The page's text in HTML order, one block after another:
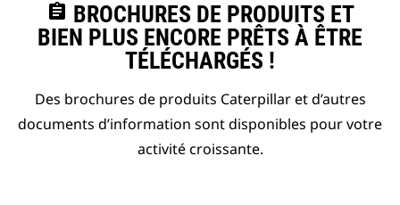
assignment BROCHURES DE PRODUITS ET
BIEN PLUS ENCORE PRÊTS À ÊTRE
TÉLÉCHARGÉS !
Des brochures de produits Caterpillar et d’autres
documents d’information sont disponibles pour votre
activité croissante.